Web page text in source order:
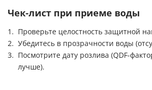
Чек-лист при приеме воды
Проверьте целостность защитной
Убедитесь в прозрачности воды
Посмотрите дату розлива (QDF-
лучше).